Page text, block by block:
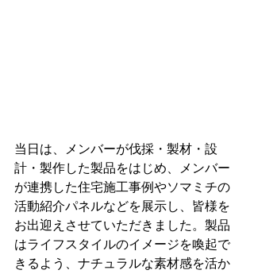
当日は、メンバーが伐採・製材・設
計・製作した製品をはじめ、メンバー
が連携した住宅施工事例やソマミチの
活動紹介パネルなどを展示し、皆様を
お出迎えさせていただきました。製品
はライフスタイルのイメージを喚起で
きるよう、ナチュラルな素材感を活か